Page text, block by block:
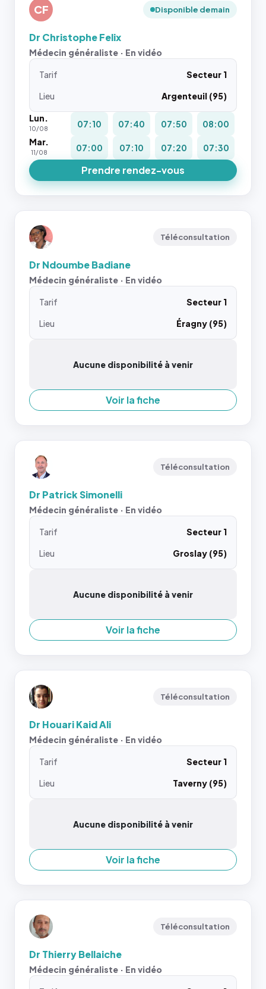
CF Disponible demain
Dr Christophe Felix
Médecin généraliste · En vidéo
Tarif
Secteur 1
Lieu
Argenteuil (95)
Lun.
10/08 07:10 07:40 07:50
08:00
Mar.
11/08 07:00 07:10 07:20 07:30
Prendre rendez-vous
Téléconsultation
Dr Ndoumbe Badiane
Médecin généraliste · En vidéo
Tarif
Secteur 1
Lieu
Éragny (95)
Aucune disponibilité à venir
Voir la fiche
Téléconsultation
Dr Patrick Simonelli
Médecin généraliste · En vidéo
Tarif
Secteur 1
Lieu
Groslay (95)
Aucune disponibilité à venir
Voir la fiche
Téléconsultation
Dr Houari Kaid Ali
Médecin généraliste · En vidéo
Tarif
Secteur 1
Lieu
Taverny (95)
Aucune disponibilité à venir
Voir la fiche
Téléconsultation
Dr Thierry Bellaiche
Médecin généraliste · En vidéo